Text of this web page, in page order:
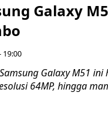
Galaxy
19:00
Samsung Galaxy M51
64MP, hingga